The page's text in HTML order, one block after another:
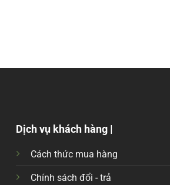
Dịch vụ khách hàng |
Cách thức mua hàng
Chính sách đổi - trả